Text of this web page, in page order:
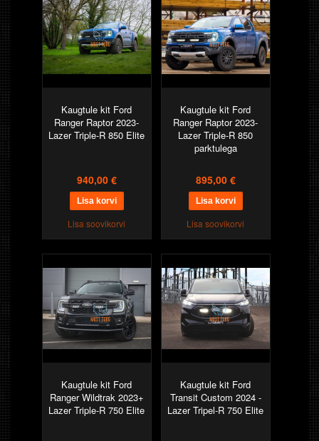
Kaugtule kit Ford
Ranger Raptor 2023-
Lazer Triple-R 850 Elite
940,00 €
Lisa soovikorvi
Kaugtule kit Ford
Ranger Raptor 2023-
Lazer Triple-R 850
parktulega
895,00 €
Lisa soovikorvi
Kaugtule kit Ford
Ranger Wildtrak 2023+
Lazer Triple-R 750 Elite
Kaugtule kit Ford
Transit Custom 2024 -
Lazer Tripel-R 750 Elite